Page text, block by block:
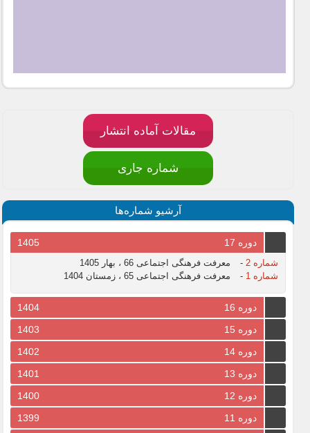
مقالات آماده انتشار
شماره جاری
آرشیو شماره‌ها
دوره 17 1405
شماره 2 -
معرفت فرهنگی اجتماعی 66 ، بهار 1405
شماره 1
- معرفت فرهنگی اجتماعی 65 ، زمستان 1404
دوره 16
1404
دوره 15
1403
دوره 14
1402
دوره 13
1401
دوره 12
1400
دوره 11
1399